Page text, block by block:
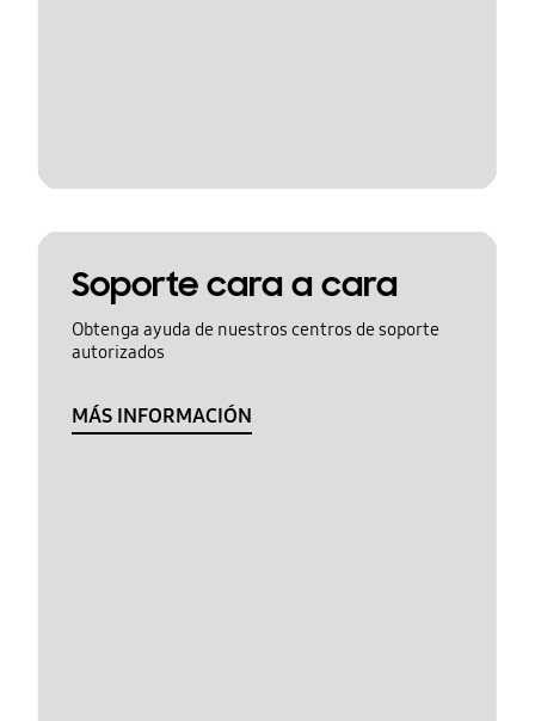
Soporte cara a cara
Obtenga ayuda de nuestros centros de soporte
autorizados
MÁS INFORMACIÓN